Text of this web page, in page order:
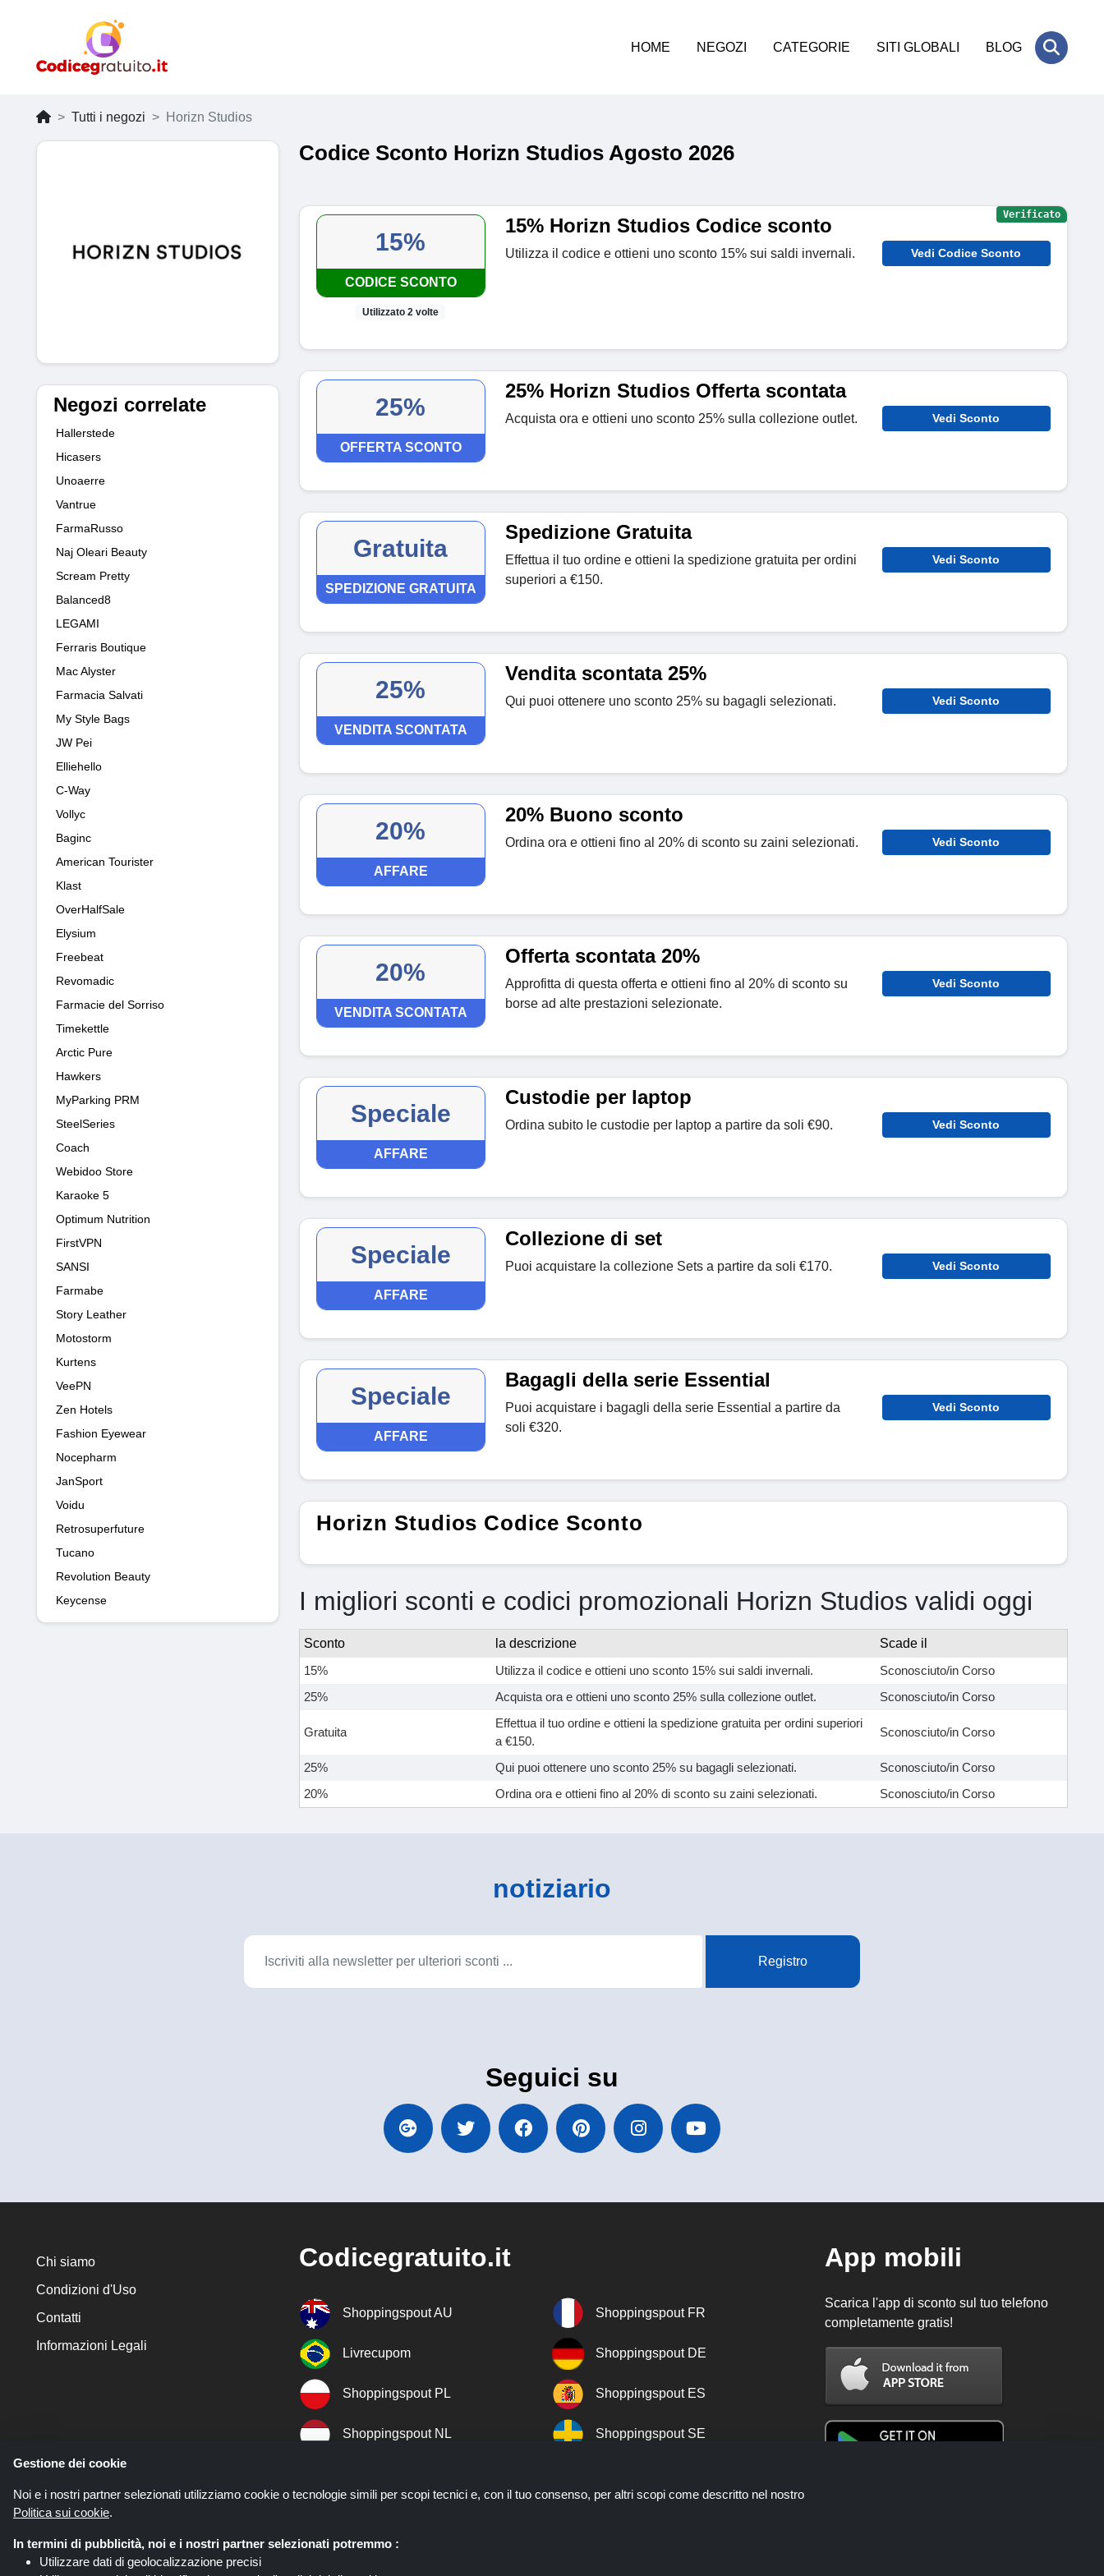
HOME NEGOZI CATEGORIE SITI GLOBALI BLOG
Tutti i negozi Horizn Studios
Negozi correlate
Hallerstede
Hicasers
Unoaerre
Vantrue
FarmaRusso
Naj Oleari Beauty
Scream Pretty
Balanced8
LEGAMI
Ferraris Boutique
Mac Alyster
Farmacia Salvati
My Style Bags
JW Pei
Elliehello
C-Way
Vollyc
Baginc
American Tourister
Klast
OverHalfSale
Elysium
Freebeat
Revomadic
Farmacie del Sorriso
Timekettle
Arctic Pure
Hawkers
MyParking PRM
SteelSeries
Coach
Webidoo Store
Karaoke 5
Optimum Nutrition
FirstVPN
SANSI
Farmabe
Story Leather
Motostorm
Kurtens
VeePN
Zen Hotels
Fashion Eyewear
Nocepharm
JanSport
Voidu
Retrosuperfuture
Tucano
Revolution Beauty
Keycense
Codice Sconto Horizn Studios Agosto 2026
15%
CODICE SCONTO
Utilizzato 2 volte
15% Horizn Studios Codice sconto
Utilizza il codice e ottieni uno sconto 15% sui saldi invernali. Vedi Codice Sconto
Verificato
25%
OFFERTA SCONTO
25% Horizn Studios Offerta scontata
Acquista ora e ottieni uno sconto 25% sulla collezione outlet. Vedi Sconto
Gratuita
SPEDIZIONE GRATUITA
Spedizione Gratuita
Effettua il tuo ordine e ottieni la spedizione gratuita per ordini
superiori a €150.
Vedi Sconto
25%
VENDITA SCONTATA
Vendita scontata 25%
Qui puoi ottenere uno sconto 25% su bagagli selezionati. Vedi Sconto
20%
AFFARE
20% Buono sconto
Ordina ora e ottieni fino al 20% di sconto su zaini selezionati. Vedi Sconto
20%
VENDITA SCONTATA
Offerta scontata 20%
Approfitta di questa offerta e ottieni fino al 20% di sconto su
borse ad alte prestazioni selezionate.
Vedi Sconto
Speciale
AFFARE
Custodie per laptop
Ordina subito le custodie per laptop a partire da soli €90. Vedi Sconto
Speciale
AFFARE
Collezione di set
Puoi acquistare la collezione Sets a partire da soli €170. Vedi Sconto
Speciale
AFFARE
Bagagli della serie Essential
Puoi acquistare i bagagli della serie Essential a partire da
soli €320.
Vedi Sconto
Horizn Studios Codice Sconto
I migliori sconti e codici promozionali Horizn Studios validi oggi
Sconto la descrizione
Scade il
15%
Utilizza il codice e ottieni uno sconto 15% sui saldi invernali.
Sconosciuto/in Corso
25%
Acquista ora e ottieni uno sconto 25% sulla collezione outlet. Sconosciuto/in Corso
Gratuita
Effettua il tuo ordine e ottieni la spedizione gratuita per ordini superiori
a €150.
Sconosciuto/in Corso
25% Qui puoi ottenere uno sconto 25% su bagagli selezionati.
Sconosciuto/in Corso
20%
Ordina ora e ottieni fino al 20% di sconto su zaini selezionati. Sconosciuto/in Corso
notiziario
Registro
Seguici su
Chi siamo
Condizioni d'Uso
Contatti
Informazioni Legali
Codicegratuito.it
Shoppingspout AU Shoppingspout FR
Livrecupom Shoppingspout DE
Shoppingspout PL Shoppingspout ES
Shoppingspout NL Shoppingspout SE
App mobili
Scarica l'app di sconto sul tuo telefono
completamente gratis!
Gestione dei cookie
Noi e i nostri partner selezionati utilizziamo cookie o tecnologie simili per scopi tecnici e, con il tuo consenso, per altri scopi come descritto nel nostro
Politica sui cookie.
In termini di pubblicità, noi e i nostri partner selezionati potremmo :
Utilizzare dati di geolocalizzazione precisi